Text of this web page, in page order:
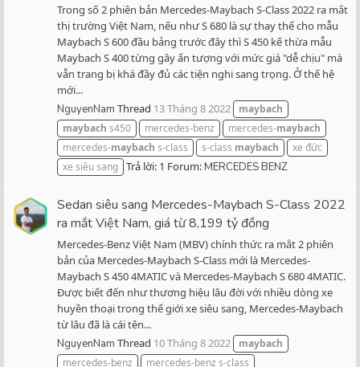
Trong số 2 phiên bản Mercedes-Maybach S-Class 2022 ra mắt
thị trường Việt Nam, nếu như S 680 là sự thay thế cho mẫu
Maybach S 600 đầu bảng trước đây thì S 450 kế thừa mẫu
Maybach S 400 từng gây ấn tượng với mức giá "dễ chịu" mà
vẫn trang bị khá đầy đủ các tiện nghi sang trọng. Ở thế hệ
mới...
NguyenNam Thread 13 Tháng 8 2022
maybach
maybach s450 mercedes-benz mercedes-maybach
mercedes-maybach s-class s-class maybach
xe đức
xe siêu sang Trả lời: 1 Forum:MERCEDES BENZ
Sedan siêu sang Mercedes-Maybach S-Class 2022
ra mắt Việt Nam, giá từ 8,199 tỷ đồng
Mercedes-Benz Việt Nam (MBV) chính thức ra mắt 2 phiên
bản của Mercedes-Maybach S-Class mới là Mercedes-
Maybach S 450 4MATIC và Mercedes-Maybach S 680 4MATIC.
Được biết đến như thương hiệu lâu đời với nhiều dòng xe
huyền thoại trong thế giới xe siêu sang, Mercedes-Maybach
từ lâu đã là cái tên...
NguyenNam Thread 10 Tháng 8 2022
maybach
mercedes-benz
mercedes-benz s-class